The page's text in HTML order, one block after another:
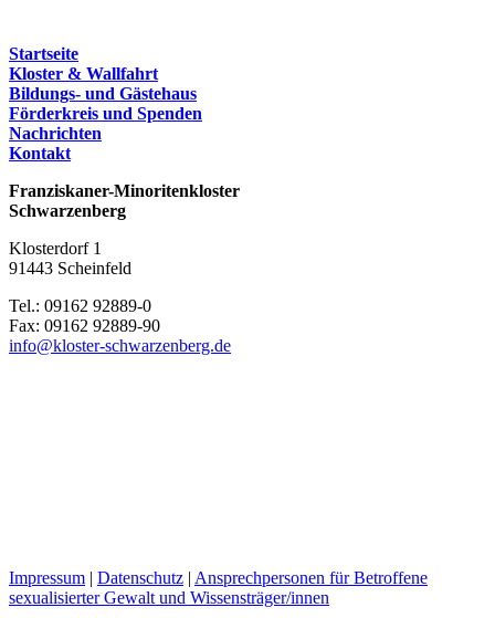
Startseite
Kloster & Wallfahrt
Bildungs- und Gästehaus
Förderkreis und Spenden
Nachrichten
Kontakt
Franziskaner-Minoritenkloster
Schwarzenberg
Klosterdorf 1
91443 Scheinfeld
Tel.: 09162 92889-0
Fax: 09162 92889-90
info@kloster-schwarzenberg.de
Impressum | Datenschutz | Ansprechpersonen für Betroffene
sexualisierter Gewalt und Wissensträger/innen